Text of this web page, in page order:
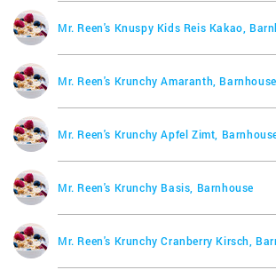
Mr. Reen's Knuspy Kids Reis Kakao,
Mr. Reen's Krunchy Amaranth, Barnhouse
Mr. Reen's Krunchy Apfel Zimt,
Mr. Reen's Krunchy Basis, Barnhouse
Mr. Reen's Krunchy Cranberry Kirsch,